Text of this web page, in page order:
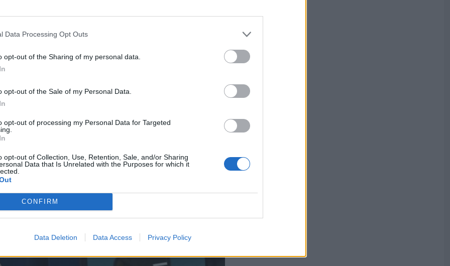
Data Processing Opt Outs
opt-out of the Sharing of my personal data.
opt-out of the Sale of my Personal Data.
opt-out of processing my Personal Data for Targeted
opt-out of Collection, Use, Retention, Sale, and/or Sharing
Data that Is Unrelated with the Purposes for which it
CONFIRM
Data Deletion Data Access Privacy Policy
megyés püspök, a
Püspöki Konferencia
pünkösdi
is.
és Gyergyószentmiklóson is a